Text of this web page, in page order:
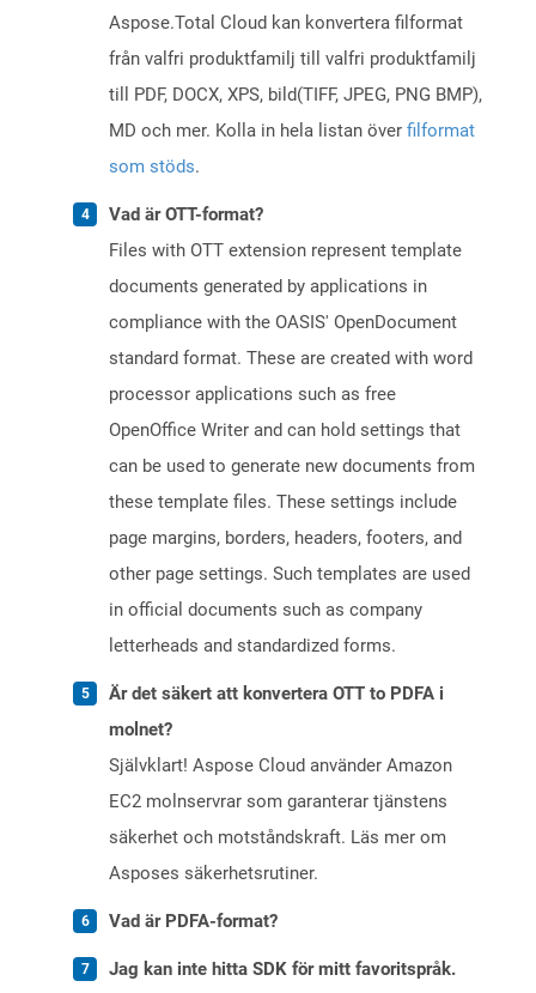
Aspose.Total Cloud kan konvertera filformat
från valfri produktfamilj till valfri produktfamilj
till PDF, DOCX, XPS, bild(TIFF, JPEG, PNG BMP),
MD och mer. Kolla in hela listan över filformat
som stöds.
Vad är OTT-format?
Files with OTT extension represent template
documents generated by applications in
compliance with the OASIS' OpenDocument
standard format. These are created with word
processor applications such as free
OpenOffice Writer and can hold settings that
can be used to generate new documents from
these template files. These settings include
page margins, borders, headers, footers, and
other page settings. Such templates are used
in official documents such as company
letterheads and standardized forms.
Är det säkert att konvertera OTT to PDFA i
molnet?
Självklart! Aspose Cloud använder Amazon
EC2 molnservrar som garanterar tjänstens
säkerhet och motståndskraft. Läs mer om
Asposes säkerhetsrutiner.
Vad är PDFA-format?
Jag kan inte hitta SDK för mitt favoritspråk.